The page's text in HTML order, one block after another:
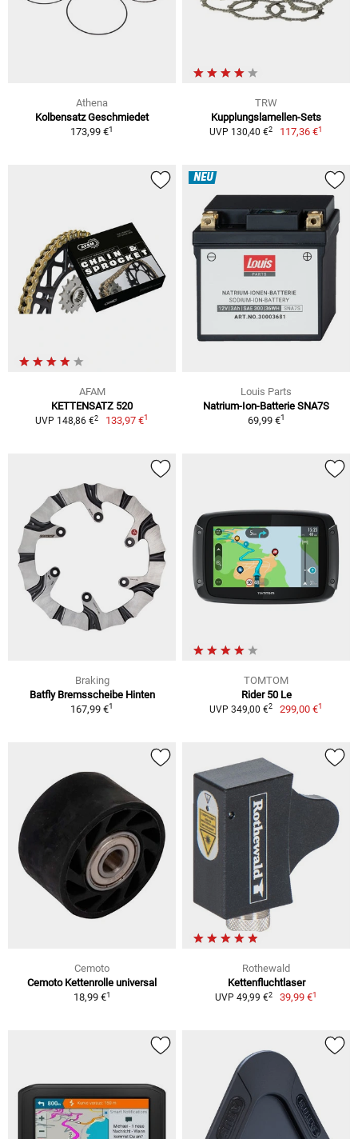
Athena
Kolbensatz Geschmiedet
173,99 €1
TRW
Kupplungslamellen-Sets
UVP 130,40 €2 117,36 €1
AFAM
KETTENSATZ 520
UVP 148,86 €2 133,97 €1
NEU
Louis Parts
Natrium-Ion-Batterie SNA7S
69,99 €1
Braking
Batfly Bremsscheibe Hinten
167,99 €1
TOMTOM
Rider 50 Le
UVP 349,00 €2 299,00 €1
Cemoto
Cemoto Kettenrolle universal
18,99 €1
Rothewald
Kettenfluchtlaser
UVP 49,99 €2 39,99 €1